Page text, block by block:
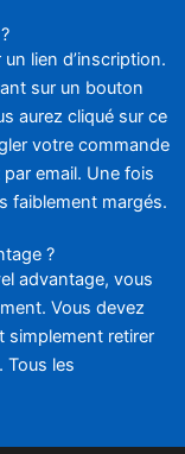
lien d’inscription.
sur un bouton
aurez cliqué sur ce
votre commande
email. Une fois
faiblement margés.
?
advantage, vous
Vous devez
simplement retirer
Tous les